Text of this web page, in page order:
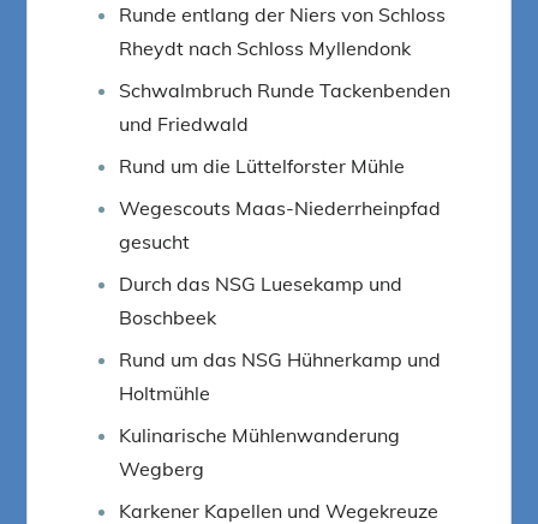
Runde entlang der Niers von Schloss
Rheydt nach Schloss Myllendonk
Schwalmbruch Runde Tackenbenden
und Friedwald
Rund um die Lüttelforster Mühle
Wegescouts Maas-Niederrheinpfad
gesucht
Durch das NSG Luesekamp und
Boschbeek
Rund um das NSG Hühnerkamp und
Holtmühle
Kulinarische Mühlenwanderung
Wegberg
Karkener Kapellen und Wegekreuze